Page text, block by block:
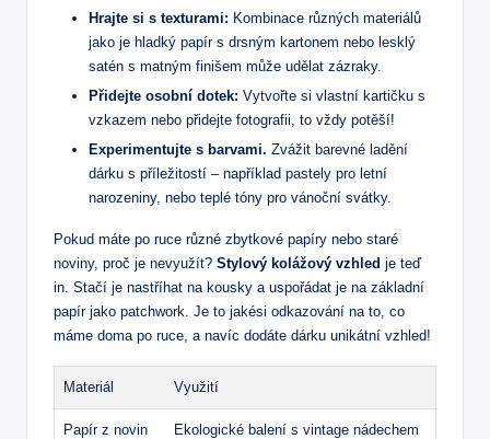
Hrajte si s texturami: Kombinace různých materiálů
jako je hladký papír s drsným kartonem nebo lesklý
satén s matným finišem může udělat zázraky.
Přidejte osobní dotek: Vytvořte si vlastní kartičku s
vzkazem nebo přidejte fotografii, to vždy potěší!
Experimentujte s barvami. Zvážit barevné ladění
dárku s příležitostí – například pastely pro letní
narozeniny, nebo teplé tóny pro vánoční svátky.
Pokud máte po ruce různé zbytkové papíry nebo staré
noviny, proč je nevyužít? Stylový kolážový vzhled je teď
in. Stačí je nastříhat na kousky a uspořádat je na základní
papír jako patchwork. Je to jakési odkazování na to, co
máme doma po ruce, a navíc dodáte dárku unikátní vzhled!
Materiál Využití
Papír z novin Ekologické balení s vintage nádechem